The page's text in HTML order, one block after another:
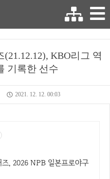
KBO리그 역
기록한 선수
2021. 12. 12. 00:03
, 2026 NPB 일본프로야구